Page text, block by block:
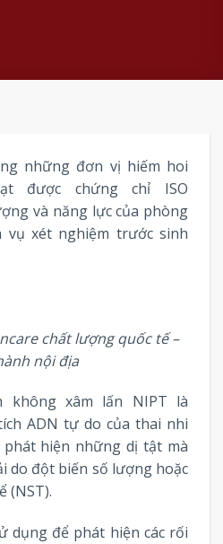
những đơn vị hiếm hoi
được chứng chỉ ISO
và năng lực của phòng
vụ xét nghiệm trước sinh
chất lượng quốc tế –
nội địa
không xâm lấn NIPT là
ADN tự do của thai nhi
hiện những dị tật mà
do đột biến số lượng hoặc
(NST).
dụng để phát hiện các rối